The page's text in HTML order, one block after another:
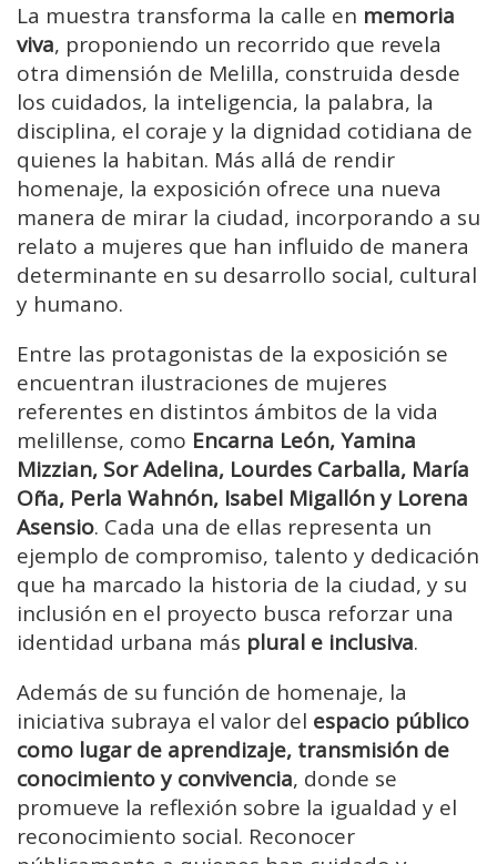
La muestra transforma la calle en memoria
viva, proponiendo un recorrido que revela
otra dimensión de Melilla, construida desde
los cuidados, la inteligencia, la palabra, la
disciplina, el coraje y la dignidad cotidiana de
quienes la habitan. Más allá de rendir
homenaje, la exposición ofrece una nueva
manera de mirar la ciudad, incorporando a su
relato a mujeres que han influido de manera
determinante en su desarrollo social, cultural
y humano.
Entre las protagonistas de la exposición se
encuentran ilustraciones de mujeres
referentes en distintos ámbitos de la vida
melillense, como Encarna León, Yamina
Mizzian, Sor Adelina, Lourdes Carballa, María
Oña, Perla Wahnón, Isabel Migallón y Lorena
Asensio. Cada una de ellas representa un
ejemplo de compromiso, talento y dedicación
que ha marcado la historia de la ciudad, y su
inclusión en el proyecto busca reforzar una
identidad urbana más plural e inclusiva.
Además de su función de homenaje, la
iniciativa subraya el valor del espacio público
como lugar de aprendizaje, transmisión de
conocimiento y convivencia, donde se
promueve la reflexión sobre la igualdad y el
reconocimiento social. Reconocer